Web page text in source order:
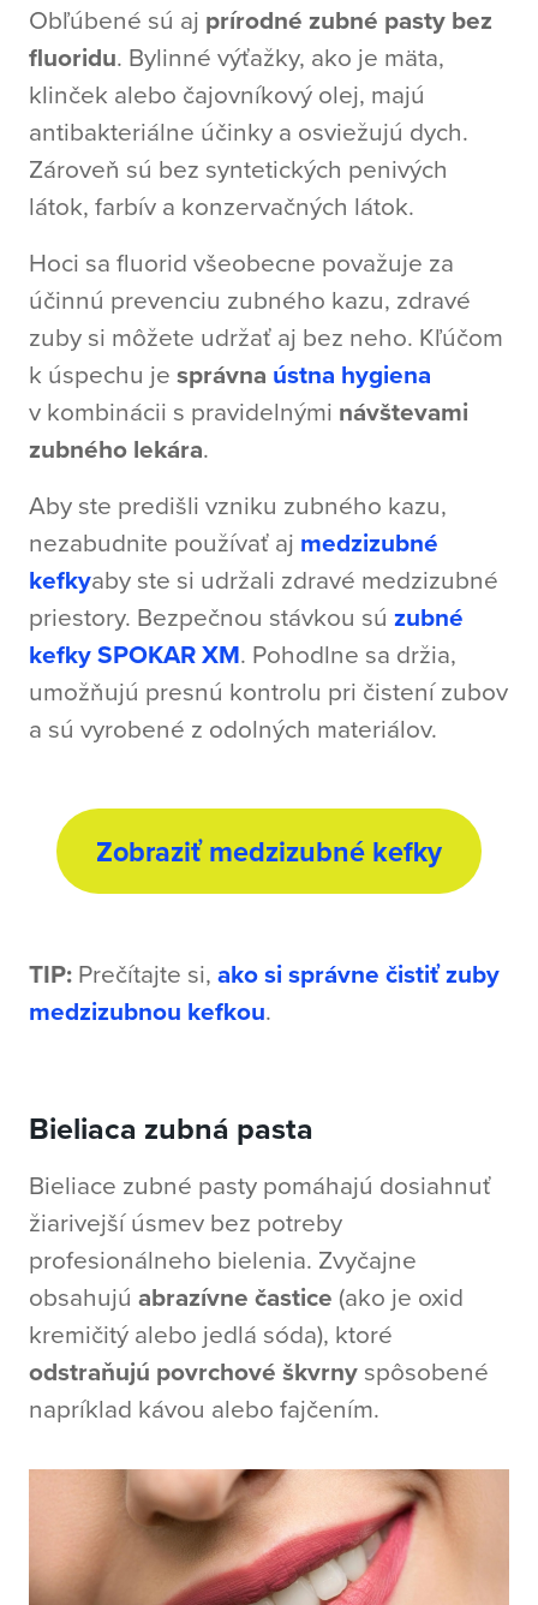
Obľúbené sú aj prírodné zubné pasty bez
fluoridu. Bylinné výťažky, ako je mäta,
klinček alebo čajovníkový olej, majú
antibakteriálne účinky a osviežujú dych.
Zároveň sú bez syntetických penivých
látok, farbív a konzervačných látok.
Hoci sa fluorid všeobecne považuje za
účinnú prevenciu zubného kazu, zdravé
zuby si môžete udržať aj bez neho. Kľúčom
k úspechu je správna ústna hygiena
v kombinácii s pravidelnými návštevami
zubného lekára.
Aby ste predišli vzniku zubného kazu,
nezabudnite používať aj medzizubné
kefkyaby ste si udržali zdravé medzizubné
priestory. Bezpečnou stávkou sú zubné
kefky SPOKAR XM. Pohodlne sa držia,
umožňujú presnú kontrolu pri čistení zubov
a sú vyrobené z odolných materiálov.
Zobraziť medzizubné kefky
TIP: Prečítajte si, ako si správne čistiť zuby
medzizubnou kefkou.
Bieliaca zubná pasta
Bieliace zubné pasty pomáhajú dosiahnuť
žiarivejší úsmev bez potreby
profesionálneho bielenia. Zvyčajne
obsahujú abrazívne častice (ako je oxid
kremičitý alebo jedlá sóda), ktoré
odstraňujú povrchové škvrny spôsobené
napríklad kávou alebo fajčením.